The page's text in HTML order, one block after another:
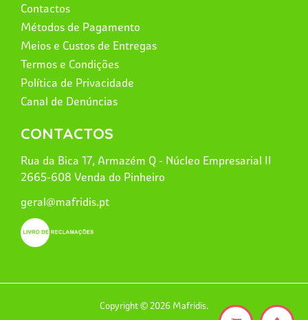
Contactos
Métodos de Pagamento
Meios e Custos de Entregas
Termos e Condições
Política de Privacidade
Canal de Denúncias
CONTACTOS
Rua da Bica 17, Armazém Q - Núcleo Empresarial II
2665-608 Venda do Pinheiro
geral@mafridis.pt
Copyright © 2026 Mafridis.